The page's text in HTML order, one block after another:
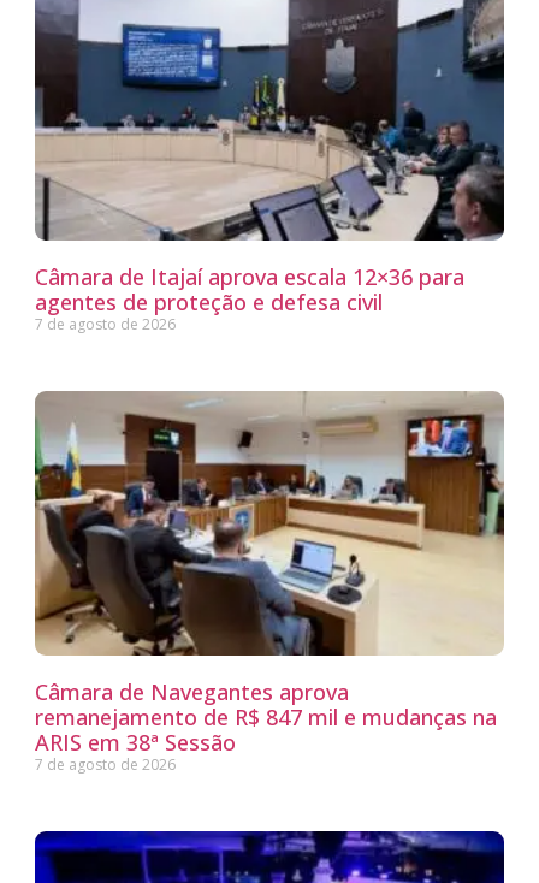
Câmara de Itajaí aprova escala 12×36 para
agentes de proteção e defesa civil
7 de agosto de 2026
Câmara de Navegantes aprova
remanejamento de R$ 847 mil e mudanças na
ARIS em 38ª Sessão
7 de agosto de 2026